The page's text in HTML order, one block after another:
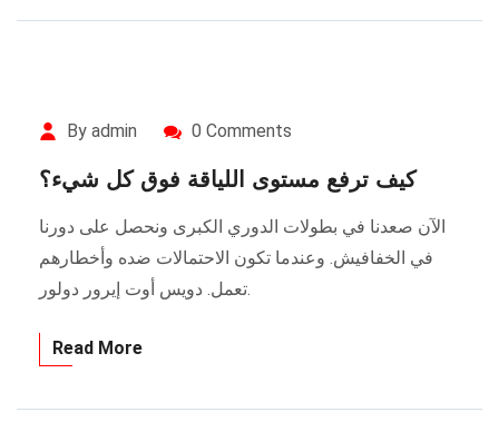
By admin 0 Comments
كيف ترفع مستوى اللياقة فوق كل شيء؟
الآن صعدنا في بطولات الدوري الكبرى ونحصل على دورنا
في الخفافيش. وعندما تكون الاحتمالات ضده وأخطارهم
تعمل. دويس أوت إيرور دولور.
Read More